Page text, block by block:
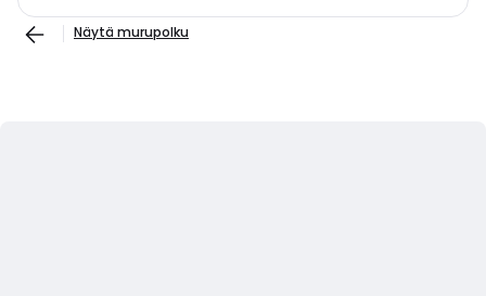
Näytä murupolku